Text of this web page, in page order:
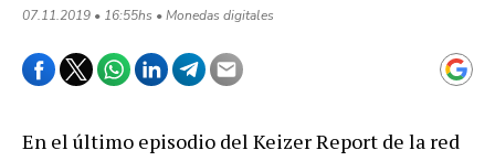
07.11.2019 • 16:55hs • Monedas digitales
En el último episodio del Keizer Report de la red